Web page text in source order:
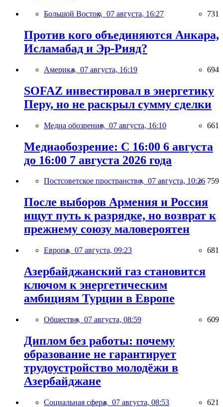
Большой Восток, 07 августа, 16:27 731
Против кого объединяются Анкара,
Исламабад и Эр-Рияд?
Америка, 07 августа, 16:19 694
SOFAZ инвестировал в энергетику
Перу, но не раскрыл сумму сделки
Медиа обозрение, 07 августа, 16:10 661
Медиаобозрение: С 16:00 6 августа
до 16:00 7 августа 2026 года
Постсоветское пространство, 07 августа, 10:26 759
После выборов Армения и Россия
ищут путь к разрядке, но возврат к
прежнему союзу маловероятен
Европа, 07 августа, 09:23 681
Азербайджанский газ становится
ключом к энергетическим
амбициям Турции в Европе
Общество, 07 августа, 08:59 609
Диплом без работы: почему
образование не гарантирует
трудоустройство молодёжи в
Азербайджане
Социальная сфера, 07 августа, 08:53 621